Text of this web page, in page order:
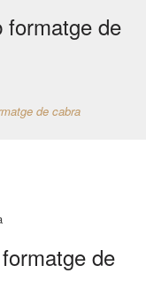
formatge de
de cabra
de